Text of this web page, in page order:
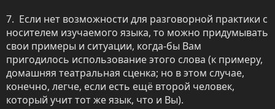
7.  Если нет возможности для разговорной практики с
носителем изучаемого языка, то можно придумывать
свои примеры и ситуации, когда-бы Вам
пригодилось использование этого слова (к примеру,
домашняя театральная сценка; но в этом случае,
конечно, легче, если есть ещё второй человек,
который учит тот же язык, что и Вы).